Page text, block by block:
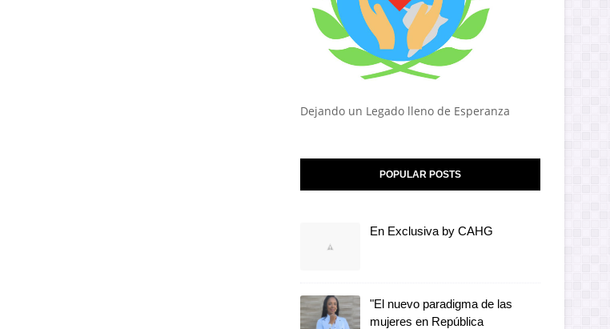
Dejando un Legado lleno de Esperanza
POPULAR POSTS
En Exclusiva by CAHG
"El nuevo paradigma de las
mujeres en República